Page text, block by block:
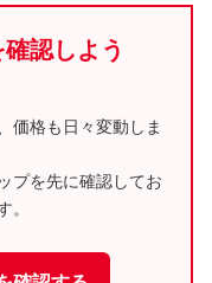
認しよう
価格も日々変動しま
プを先に確認してお
。